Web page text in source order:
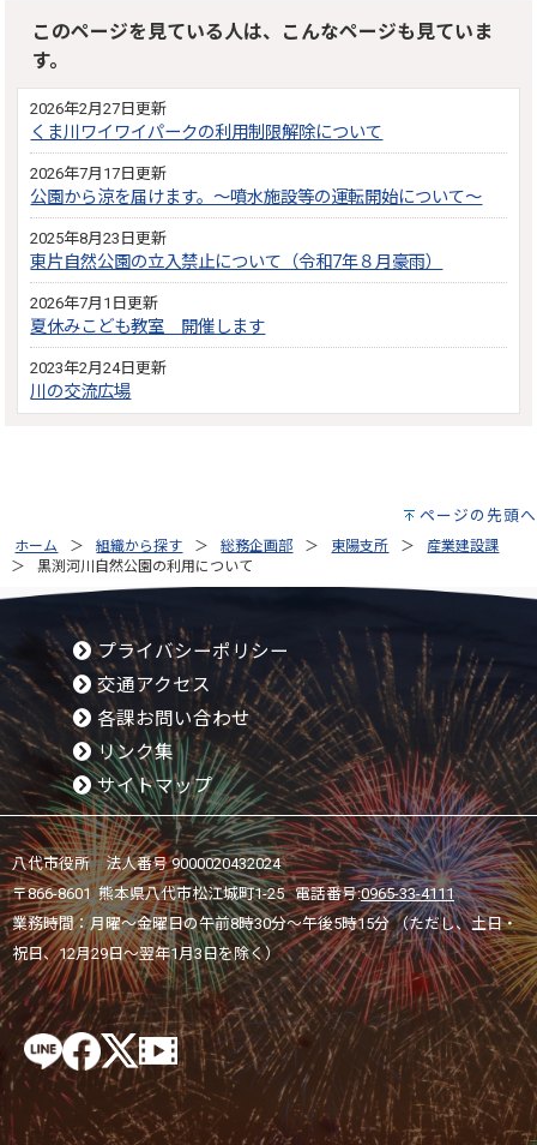
このページを見ている人は、こんなページも見ていま
す。
2026年2月27日更新
くま川ワイワイパークの利用制限解除について
2026年7月17日更新
公園から涼を届けます。～噴水施設等の運転開始について～
2025年8月23日更新
東片自然公園の立入禁止について（令和7年８月豪雨）
2026年7月1日更新
夏休みこども教室 開催します
2023年2月24日更新
川の交流広場
ページの先頭へ
ホーム 組織から探す 総務企画部 東陽支所
産業建設課
黒渕河川自然公園の利用について
プライバシーポリシー
交通アクセス
各課お問い合わせ
リンク集
サイトマップ
八代市役所 法人番号 9000020432024
〒866-8601 熊本県八代市松江城町1-25 電話番号:0965-33-4111
業務時間：月曜～金曜日の午前8時30分～午後5時15分 （ただし、土日・
祝日、12月29日～翌年1月3日を除く）